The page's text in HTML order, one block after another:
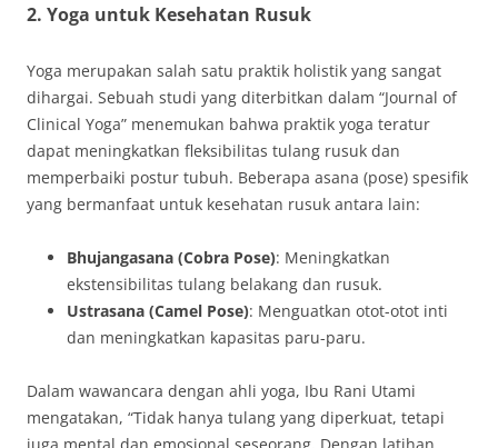
2. Yoga untuk Kesehatan Rusuk
Yoga merupakan salah satu praktik holistik yang sangat
dihargai. Sebuah studi yang diterbitkan dalam “Journal of
Clinical Yoga” menemukan bahwa praktik yoga teratur
dapat meningkatkan fleksibilitas tulang rusuk dan
memperbaiki postur tubuh. Beberapa asana (pose) spesifik
yang bermanfaat untuk kesehatan rusuk antara lain:
Bhujangasana (Cobra Pose): Meningkatkan
ekstensibilitas tulang belakang dan rusuk.
Ustrasana (Camel Pose): Menguatkan otot-otot inti
dan meningkatkan kapasitas paru-paru.
Dalam wawancara dengan ahli yoga, Ibu Rani Utami
mengatakan, “Tidak hanya tulang yang diperkuat, tetapi